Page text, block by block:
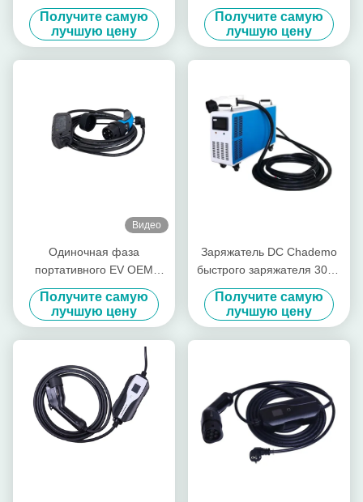
портативный EV
электротранспорта
Получите самую
лучшую цену
портативный Switchable со
штепсельной вилкой CEE
Получите самую
лучшую цену
Видео
Одиночная фаза
портативного EV OEM
EVSE заряжателя типа 2 5
метров кабеля
Получите самую
лучшую цену
Заряжатель DC Chademo
быстрого заряжателя 30kw
380V CCS быстрого
портативный
Получите самую
лучшую цену